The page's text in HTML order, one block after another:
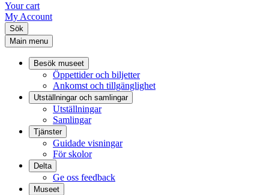
Your cart
My Account
Sök
Main menu
Besök museet
Öppettider och biljetter
Ankomst och tillgänglighet
Utställningar och samlingar
Utställningar
Samlingar
Tjänster
Guidade visningar
För skolor
Delta
Ge oss feedback
Museet